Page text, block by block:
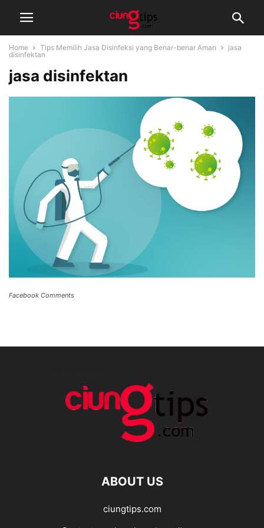
Home Tips Memilih Jasa Disinfeksi yang Benar-benar Aman
jasa
disinfektan
jasa disinfektan
Facebook Comments
ABOUT US
ciungtips.com